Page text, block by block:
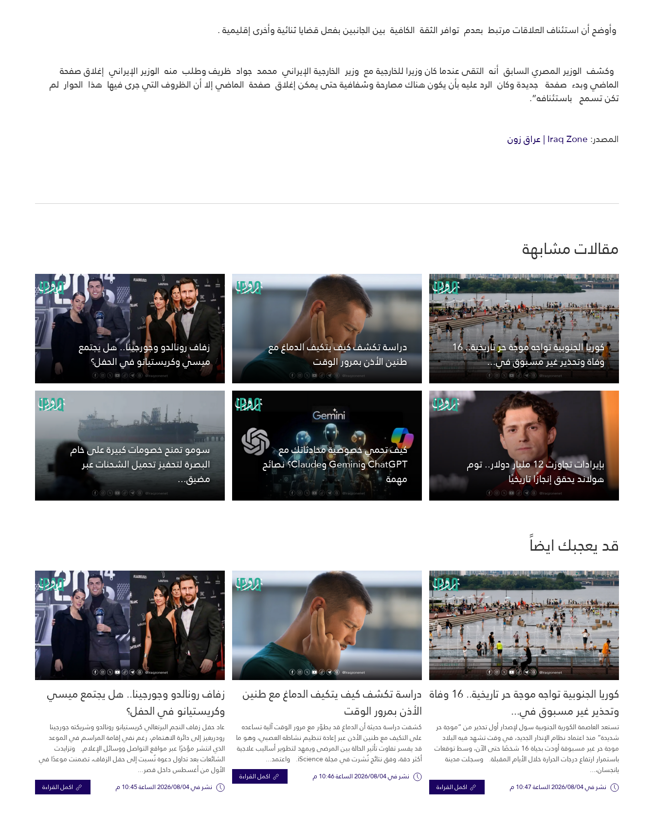
وأوضح أن استئناف العلاقات مرتبط بعدم توافر الثقة الكافية بين الجانبين بفعل قضايا ثنائية وأخرى إقليمية .
وكشف الوزير المصري السابق أنه التقى عندما كان وزيرا للخارجية مع وزير الخارجية الإيراني محمد جواد ظريف وطلب منه الوزير الإيراني إغلاق صفحة
الماضي وبدء صفحة جديدة وكان الرد عليه بأن يكون هناك مصارحة وشفافية حتى يمكن إغلاق صفحة الماضي إلا أن الظروف التي جرى فيها هذا الحوار لم
تكن تسمح باستئنافه”.
المصدر:Iraq Zone | عراق زون
مقالات مشابهة
كوريا الجنوبية تواجه موجة حر تاريخية.. 16
وفاة وتحذير غير مسبوق في...
دراسة تكشف كيف يتكيف الدماغ مع
طنين الأذن بمرور الوقت
زفاف رونالدو وجورجينا.. هل يجتمع
ميسي وكريستيانو في الحفل؟
بإيرادات تجاوزت 12 مليار دولار.. توم
هولاند يحقق إنجازًا تاريخيًا
كيف تحمي خصوصية محادثاتك مع
ChatGPT وGemini وClaude؟ نصائح
مهمة
سومو تمنح خصومات كبيرة على خام
البصرة لتحفيز تحميل الشحنات عبر
مضيق...
قد يعجبك ايضاً
كوريا الجنوبية تواجه موجة حر تاريخية.. 16 وفاة
وتحذير غير مسبوق في...
تستعد العاصمة الكورية الجنوبية سول لإصدار أول تحذير من “موجة حر
شديدة” منذ اعتماد نظام الإنذار الجديد، في وقت تشهد فيه البلاد
موجة حر غير مسبوقة أودت بحياة 16 شخصًا حتى الآن، وسط توقعات
باستمرار ارتفاع درجات الحرارة خلال الأيام المقبلة. وسجلت مدينة
يانجسان،...
نشر في 2026/08/04 الساعة 10:47 م اكمل القراءة
دراسة تكشف كيف يتكيف الدماغ مع طنين
الأذن بمرور الوقت
كشفت دراسة حديثة أن الدماغ قد يطوّر مع مرور الوقت آلية تساعده
على التكيف مع طنين الأذن عبر إعادة تنظيم نشاطه العصبي، وهو ما
قد يفسر تفاوت تأثير الحالة بين المرضى ويمهد لتطوير أساليب علاجية
أكثر دقة، وفق نتائج نُشرت في مجلة iScience. واعتمد...
نشر في 2026/08/04 الساعة 10:46 م اكمل القراءة
زفاف رونالدو وجورجينا.. هل يجتمع ميسي
وكريستيانو في الحفل؟
عاد حفل زفاف النجم البرتغالي كريستيانو رونالدو وشريكته جورجينا
رودريغيز إلى دائرة الاهتمام، رغم نفي إقامة المراسم في الموعد
الذي انتشر مؤخرًا عبر مواقع التواصل ووسائل الإعلام. وتزايدت
الشائعات بعد تداول دعوة نُسبت إلى حفل الزفاف، تضمنت موعدًا في
الأول من أغسطس داخل قصر...
نشر في 2026/08/04 الساعة 10:45 م اكمل القراءة